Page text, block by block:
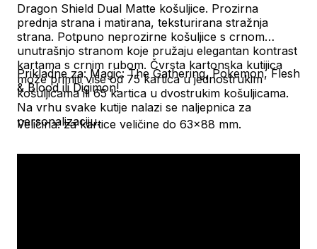
Dragon Shield Dual Matte košuljice. Prozirna
prednja strana i matirana, teksturirana stražnja
strana. Potpuno neprozirne košuljice s crnom
unutrašnjo stranom koje pružaju elegantan kontrast
kartama s crnim rubom. Čvrsta kartonska kutijica
može primiti više od 75 kartica u jednostrukim
košuljicama ili 65 kartica u dvostrukim košuljicama.
Na vrhu svake kutije nalazi se naljepnica za
personalizaciju.
Prikladne za: Magic: The Gathering, Pokemon, Flesh
& Blood ili Digimon!
Veličina: za kartice veličine do 63x88 mm.